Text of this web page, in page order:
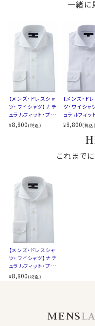
●ホリゾンタルカラー
画した衿型がホリゾンタル
アンタイドで着用すると
妙なラインがとても小粋！
タイドアップはもちろん
ドで、そして上品カジュ
常にお薦めの衿型です。
●ポケット無し
ドレッシーで洗練されたス
欧米ではドレスシャツの
カフス部分はコンバーチ
で、カフスボタンもご利用
S-37～LL-43・3L-45･
LL-90cm・全１２サイズ
スポット商品につき再入
ださい。
21007
ツイル
キーパー
取り外し式
前立て
裏前立て
後身頃
バックダーツ
ポケット
柄
織柄無地
カフス
ラウンドカット
アジャスタブ
コンバーチブ
衿高
前3.0cm 後
S-37～LL-
トールM-88
ナチュラルフ
▼スポット商品につき再
ください
▼ナチュラルフィットとは？
後ろ身頃にダーツを入れ
タイルです。
適度に絞ったウエストラ
つきのないシルエット。
着心地を考え、細いだけ
なサイズと同じ感覚でお
一緒に
【メンズ・ドレスシャ
ツ・ワイシャツ】ナチ
ュラルフィット・プレ
ミアムコットン120
番手双糸・イージー
¥8,800(税込)
【メンズ・ド
ツ・ワイシャ
ュラルフィッ
ルマックス・
ーズン・ドラ
安定・ホリ
カラー・カ
イ・ポケット
¥8,800(税込)
これまで
【メンズ・ドレスシャ
ツ・ワイシャツ】ナチ
ュラルフィット・プレ
ミアムコットン120
番手双糸・イージー
¥8,800(税込)
MENS